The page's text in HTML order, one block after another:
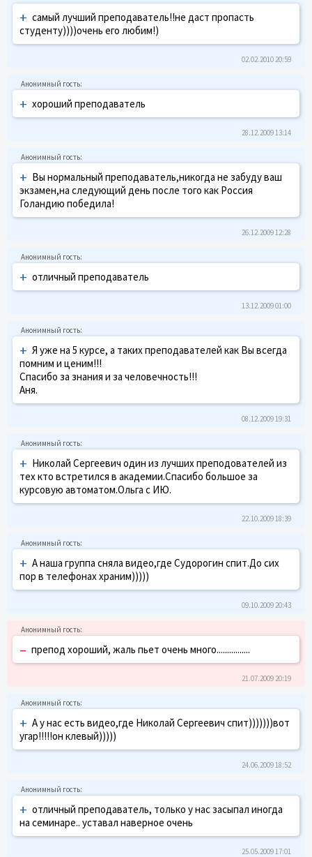
+ самый лучший преподаватель!!не даст пропасть
студенту))))очень его любим!)
02.02.2010 20:59
+ хороший преподаватель
28.12.2009 13:14
+ Вы нормальный преподаватель,никогда не забуду ваш
экзамен,на следующий день после того как Россия
Голандию победила!
26.12.2009 12:28
+ отличный преподаватель
13.12.2009 01:00
+ Я уже на 5 курсе, а таких преподавателей как Вы всегда
помним и ценим!!!
Спасибо за знания и за человечность!!!
Аня.
08.12.2009 19:31
+ Николай Сергеевич один из лучших преподователей из
тех кто встретился в академии.Спасибо большое за
курсовую автоматом.Ольга с ИЮ.
22.10.2009 18:39
+ А наша группа сняла видео,где Судорогин спит.До сих
пор в телефонах храним)))))
09.10.2009 20:43
– препод хороший, жаль пьет очень много................
21.07.2009 20:19
+ А у нас есть видео,где Николай Сергеевич спит)))))))вот
угар!!!!!он клевый)))))
24.06.2009 18:52
+ отличный преподаватель, только у нас засыпал иногда
на семинаре.. уставал наверное очень
25.05.2009 17:01